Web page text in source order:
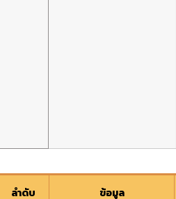
ลำดับ ข้อมูล